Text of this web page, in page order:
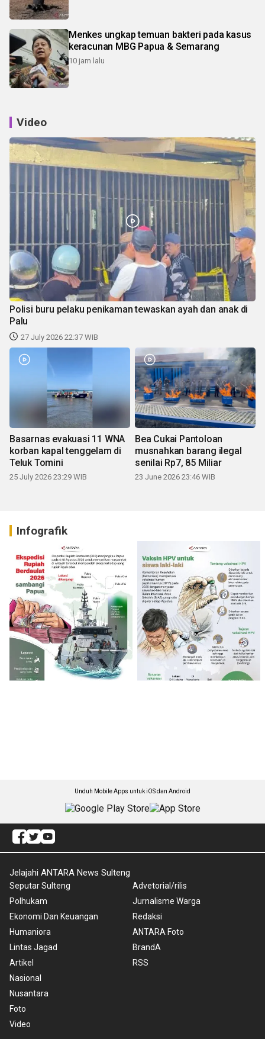
Menkes ungkap temuan bakteri pada kasus
keracunan MBG Papua & Semarang
10 jam lalu
Video
Polisi buru pelaku penikaman tewaskan ayah dan anak di
Palu
27 July 2026 22:37 WIB
Basarnas evakuasi 11 WNA
korban kapal tenggelam di
Teluk Tomini
25 July 2026 23:29 WIB
Bea Cukai Pantoloan
musnahkan barang ilegal
senilai Rp7, 85 Miliar
23 June 2026 23:46 WIB
Infografik
Unduh Mobile Apps untuk iOS dan Android
Jelajahi ANTARA News Sulteng
Seputar Sulteng
Polhukam
Ekonomi Dan Keuangan
Humaniora
Lintas Jagad
Artikel
Nasional
Nusantara
Foto
Video
Advetorial/rilis
Jurnalisme Warga
Redaksi
ANTARA Foto
BrandA
RSS